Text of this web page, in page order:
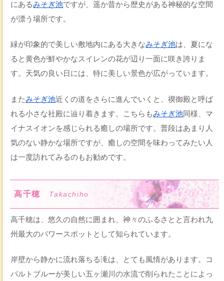
にあるみそぎ池ですが、遥か昔から歴史がある神秘的な空間
が漂う場所です。
緑が印象的で美しい敷地内にある大きなみそぎ池は、夏にな
ると黄色が鮮やかなスイレンの花が辺り一面に咲き誇りま
す。天気の良い日には、特に美しい景色が広がっています。
またみそぎ池近くの道をさらに進んでいくと、禊御殿と呼ば
れる小さな社殿に辿り着きます。こちらもみそぎ池同様、マ
イナスイオンを感じられる癒しの場所です。普段はあまり人
気のない静かな場所ですが、癒しの空間を味わってみたい人
は一度訪れてみるのもお勧めです。
高千穂 Takachiho
高千穂は、悠久の自然に囲まれ、神々のふるさとと言われ九
州最大のパワースポットとして知られています。
岸壁から静かに流れ落ちる滝は、とても風情があります。コ
バルトブルーが美しい五ヶ瀬川の水流で削られたことによっ